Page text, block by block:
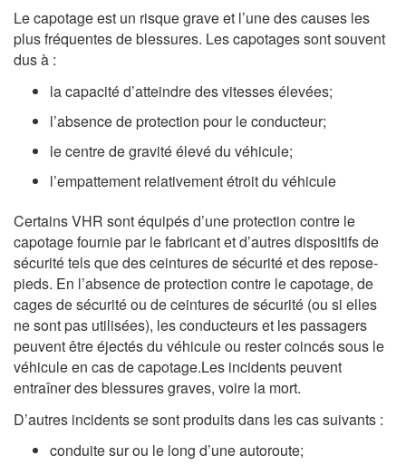
Le capotage est un risque grave et l’une des causes les
plus fréquentes de blessures. Les capotages sont souvent
dus à :
la capacité d’atteindre des vitesses élevées;
l’absence de protection pour le conducteur;
le centre de gravité élevé du véhicule;
l’empattement relativement étroit du véhicule
Certains VHR sont équipés d’une protection contre le
capotage fournie par le fabricant et d’autres dispositifs de
sécurité tels que des ceintures de sécurité et des repose-
pieds. En l’absence de protection contre le capotage, de
cages de sécurité ou de ceintures de sécurité (ou si elles
ne sont pas utilisées), les conducteurs et les passagers
peuvent être éjectés du véhicule ou rester coincés sous le
véhicule en cas de capotage.Les incidents peuvent
entraîner des blessures graves, voire la mort.
D’autres incidents se sont produits dans les cas suivants :
conduite sur ou le long d’une autoroute;